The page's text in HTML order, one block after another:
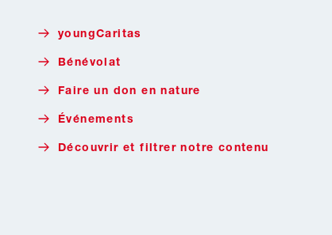
youngCaritas
Bénévolat
Faire un don en nature
Événements
Découvrir et filtrer notre contenu